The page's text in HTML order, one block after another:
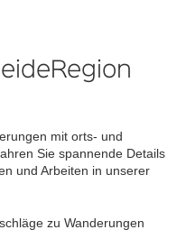
mit orts- und
Sie spannende Details
und Arbeiten in unserer
zu Wanderungen